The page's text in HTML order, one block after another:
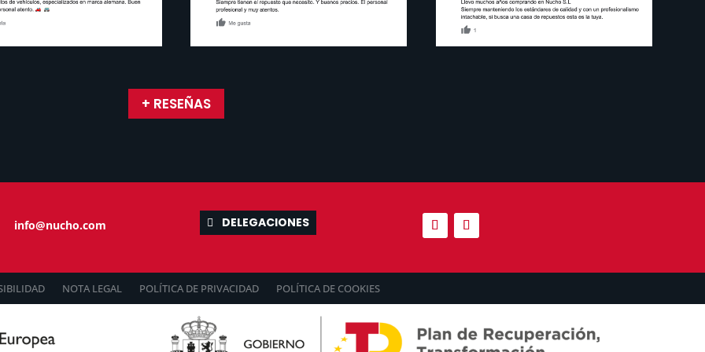
+ RESEÑAS
info@nucho.com DELEGACIONES
NOTA LEGAL POLÍTICA DE PRIVACIDAD POLÍTICA DE COOKIES